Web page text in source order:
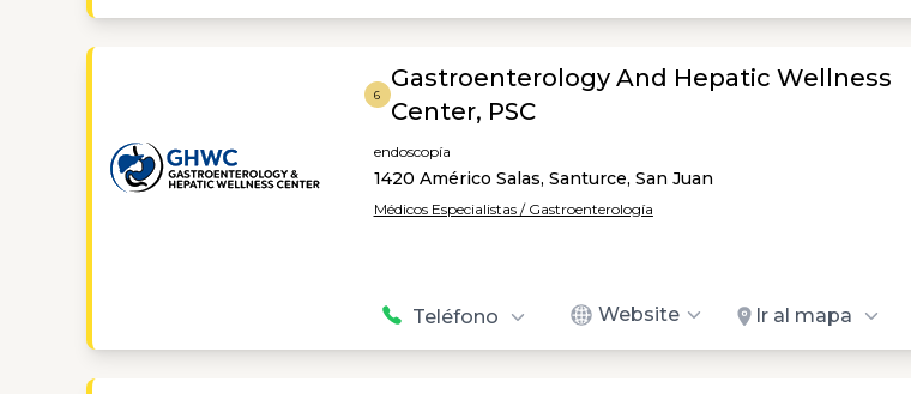
6
Gastroenterology And Hepatic Wellness
Center, PSC
endoscopía
1420 Américo Salas, Santurce, San Juan
Médicos Especialistas / Gastroenterología
Teléfono Website Ir al mapa